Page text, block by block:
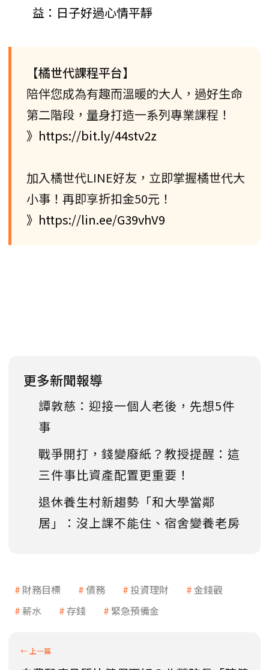
益：日子好過心情平靜
【橘世代課程平台】
陪伴您成為有趣而溫暖的大人，過好生命
第二階段，量身打造一系列專業課程！
》https://bit.ly/44stv2z
加入橘世代LINE好友，立即掌握橘世代大
小事！再即享折扣金50元！
》https://lin.ee/G39vhV9
更多新聞報導
譚敦慈：迎接一個人老後，先想5件
事
戰爭開打，錢變廢紙？教授提醒：這
三件事比資產配置更重要！
退休養生村新趨勢「和大學當鄰
居」：沒上課不能住、宿舍變養老房
財務目標 債務 投資理財
金錢觀
薪水
存錢 緊急預備金